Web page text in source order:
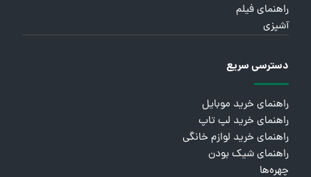
راهنمای فیلم
آشپزی
دسترسی سریع
راهنمای خرید موبایل
راهنمای خرید لپ تاپ
راهنمای خرید لوازم خانگی
راهنمای شیک بودن
چهره‌ها